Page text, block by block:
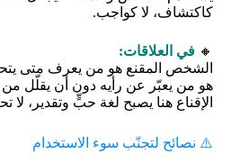
كاكتشاف، لا كواجب.
🔸 في العلاقات:
الشخص المقنع هو من يعرف متى
هو من يعبّر عن رأيه دون أن يقلّل من
الإقناع هنا يصبح لغة حبٍّ وتقدير، لا
⚠️ نصائح لتجنّب سوء الاستخدام